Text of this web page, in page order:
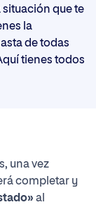
situación que te
la
de todas
tienes todos
una vez
completar y
al